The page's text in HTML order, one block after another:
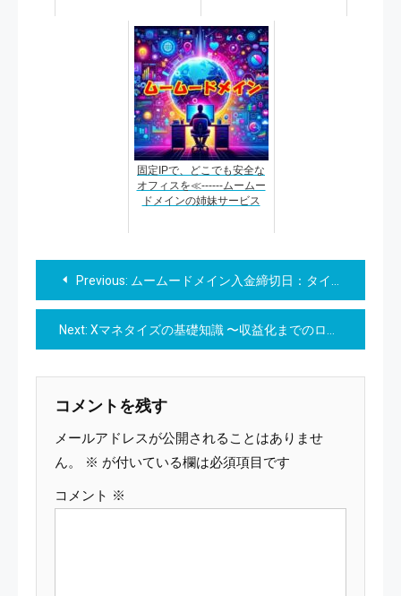
固定IPで、どこでも安全な
オフィスを≪------ムームー
ドメインの姉妹サービス
投
稿
ナ
ビ
ゲ
ー
シ
Previous: ムームードメイン入金締切日：タイムリーな支払いで安心利用
Next: Xマネタイズの基礎知識 〜収益化までのロードマップ〜
コメントを残す
メールアドレスが公開されることはありませ
ん。
※ が付いている欄は必須項目です
コメント ※